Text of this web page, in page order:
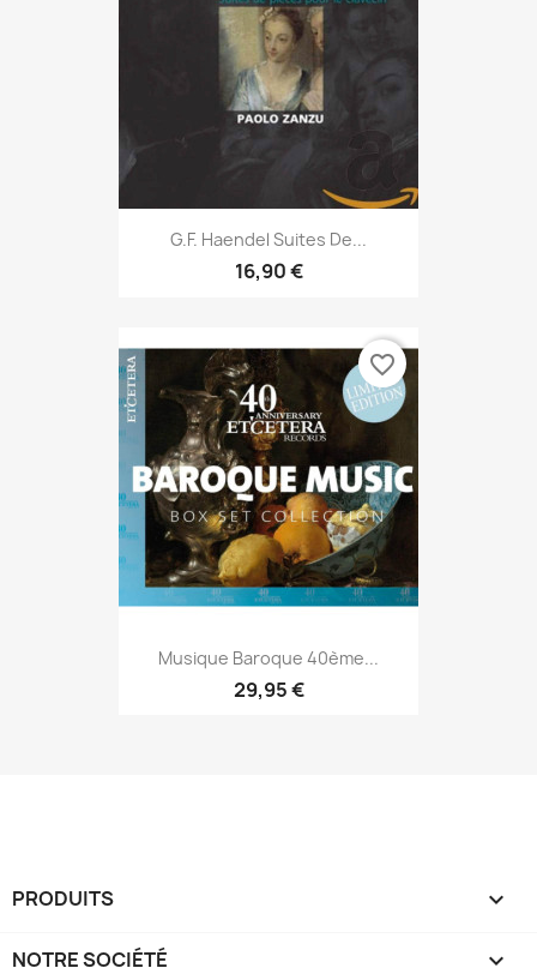
G.F. Haendel Suites De...
16,90 €
Musique Baroque 40ème...
29,95 €
favorite_border
PRODUITS 
NOTRE SOCIÉTÉ 